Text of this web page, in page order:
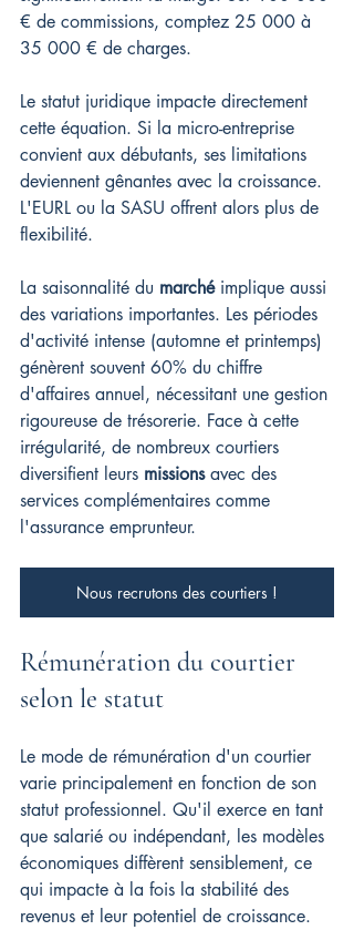
€ de commissions, comptez 25 000 à
35 000 € de charges.
Le statut juridique impacte directement
cette équation. Si la micro-entreprise
convient aux débutants, ses limitations
deviennent gênantes avec la croissance.
L'EURL ou la SASU offrent alors plus de
flexibilité.
La saisonnalité du marché implique aussi
des variations importantes. Les périodes
d'activité intense (automne et printemps)
génèrent souvent 60% du chiffre
d'affaires annuel, nécessitant une gestion
rigoureuse de trésorerie. Face à cette
irrégularité, de nombreux courtiers
diversifient leurs missions avec des
services complémentaires comme
l'assurance emprunteur.
Nous recrutons des courtiers !
Rémunération du courtier
selon le statut
Le mode de rémunération d'un courtier
varie principalement en fonction de son
statut professionnel. Qu'il exerce en tant
que salarié ou indépendant, les modèles
économiques diffèrent sensiblement, ce
qui impacte à la fois la stabilité des
revenus et leur potentiel de croissance.